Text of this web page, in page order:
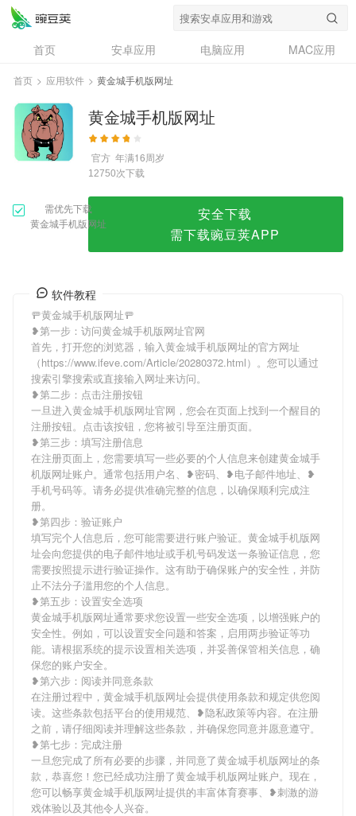
首页 安卓应用 电脑应用
MAC应用
资讯
专题
问答
首页 > 应用软件 > 黄金城手机版网址
黄金城手机版网址
官方 年满16周岁
12750次下载
需优先下载
黄金城手机版网址
安全下载
需下载豌豆荚APP
软件教程
🚥黄金城手机版网址🚥
❥第一步：访问黄金城手机版网址官网
首先，打开您的浏览器，输入黄金城手机版网址的官方网址
（https://www.ifeve.com/Article/20280372.html）。您可以通过
搜索引擎搜索或直接输入网址来访问。
❥第二步：点击注册按钮
一旦进入黄金城手机版网址官网，您会在页面上找到一个醒目的
注册按钮。点击该按钮，您将被引导至注册页面。
❥第三步：填写注册信息
在注册页面上，您需要填写一些必要的个人信息来创建黄金城手
机版网址账户。通常包括用户名、❥密码、❥电子邮件地址、❥
手机号码等。请务必提供准确完整的信息，以确保顺利完成注
册。
❥第四步：验证账户
填写完个人信息后，您可能需要进行账户验证。黄金城手机版网
址会向您提供的电子邮件地址或手机号码发送一条验证信息，您
需要按照提示进行验证操作。这有助于确保账户的安全性，并防
止不法分子滥用您的个人信息。
❥第五步：设置安全选项
黄金城手机版网址通常要求您设置一些安全选项，以增强账户的
安全性。例如，可以设置安全问题和答案，启用两步验证等功
能。请根据系统的提示设置相关选项，并妥善保管相关信息，确
保您的账户安全。
❥第六步：阅读并同意条款
在注册过程中，黄金城手机版网址会提供使用条款和规定供您阅
读。这些条款包括平台的使用规范、❥隐私政策等内容。在注册
之前，请仔细阅读并理解这些条款，并确保您同意并愿意遵守。
❥第七步：完成注册
一旦您完成了所有必要的步骤，并同意了黄金城手机版网址的条
款，恭喜您！您已经成功注册了黄金城手机版网址账户。现在，
您可以畅享黄金城手机版网址提供的丰富体育赛事、❥刺激的游
戏体验以及其他令人兴奋。